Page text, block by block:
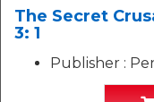
The Secret
3: 1
Publisher :